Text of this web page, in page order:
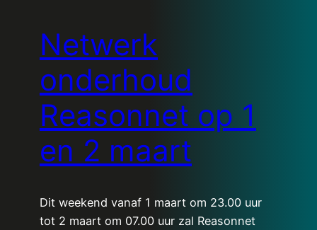
Netwerk
onderhoud
Reasonnet op 1
en 2 maart
Dit weekend vanaf 1 maart om 23.00 uur
tot 2 maart om 07.00 uur zal Reasonnet